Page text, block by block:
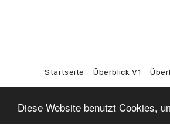
Diese Website benutzt Cookies,
Startseite Überblick V1